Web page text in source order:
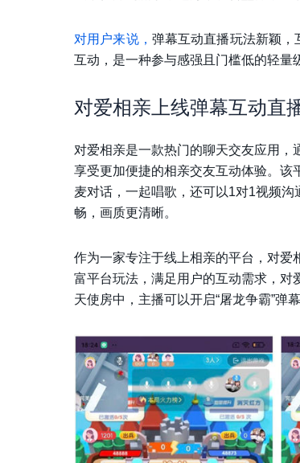
对用户来说， 弹幕互动直播玩法新颖，
互动，是一种参与感强且门槛低的轻量
对爱相亲上线弹幕互动直
对爱相亲是一款热门的聊天交友应用，
享受更加便捷的相亲交友互动体验。
麦对话，一起唱歌，还可以1对1视频
畅，画质更清晰。
作为一家专注于线上相亲的平台，对
富平台玩法，满足用户的互动需求，对
天使房中，主播可以开启“屠龙争霸”弹